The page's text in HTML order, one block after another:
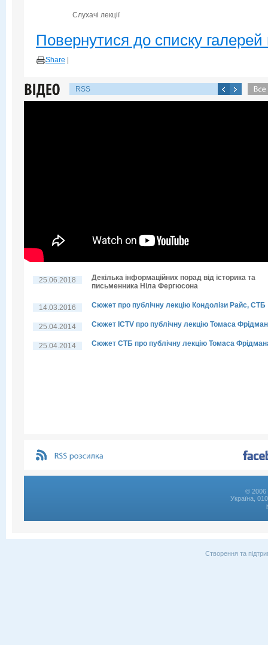
Слухачі лекції
Повернутися до списку галерей
Share
RSS
25.06.2018
Декілька інформаційних порад від історика та
письменника Ніла Фергюсона
14.03.2016 Сюжет про публічну лекцію Кондолізи Райс, СТБ
25.04.2014 Сюжет ICTV про публічну лекцію Томаса
25.04.2014 Сюжет СТБ про публічну лекцію Томаса
© 2006
Україна,
Створення та